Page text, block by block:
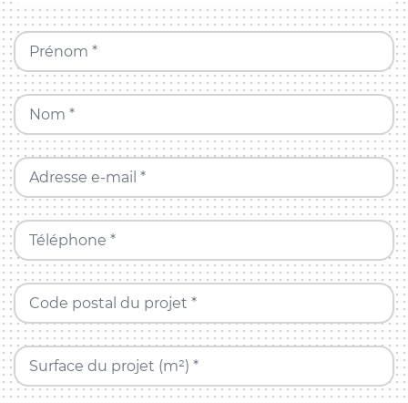
Prénom *
Nom *
Adresse e-mail *
Téléphone *
Code postal du projet *
Surface du projet (m²) *